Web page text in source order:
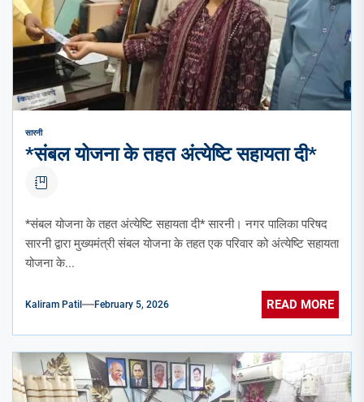
सारनी
*संबल योजना के तहत अंत्येष्टि सहायता दी*
*संबल योजना के तहत अंत्येष्टि सहायता दी* सारनी। नगर पालिका परिषद
सारनी द्वारा मुख्यमंत्री संबल योजना के तहत एक परिवार को अंत्येष्टि सहायता
योजना के...
Kaliram Patil February 5, 2026 READ MORE